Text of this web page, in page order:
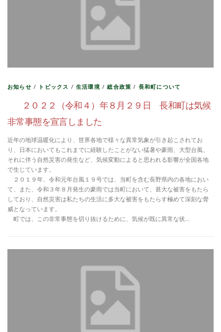
お知らせ / トピックス /生活環境 /総合政策 / 長和町について
２０２２（令和４）年８月２９日 長和町は気候
非常事態を宣言しました
近年の地球温暖化により、世界各地で様々な異常気象が引き起こされてお
り、日本においてもこれまでに経験したことがない猛暑や豪雨、大型台風、
それに伴う自然災害の発生など、気候変動によると思われる影響が全国各地
で生じています。
２０１９年、令和元年台風１９号では、当町を含む長野県内の各地におい
て、また、令和３年８月発生の豪雨では当町において、甚大な被害をもたら
しており、自然災害は私たちの生活に多大な被害をもたらす極めて深刻な脅
威となっています。
町では、この非常事態を切り抜けるために、気候が既に異常な状…